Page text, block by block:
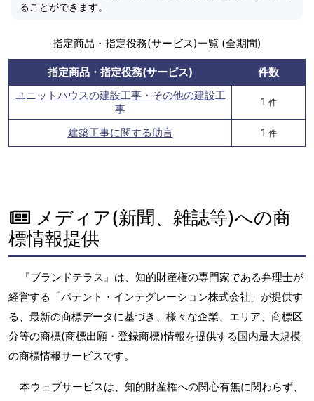
ることができます。
指定商品・指定役務(サービス)一覧 (全期間)
指定商品・指定役務(サービス)
件数
ユニットハウスの建設工事・その他の建設工
事
1 件
建築工事に関する助言 1 件
メディア(新聞、雑誌等)への商
標情報提供
『ブランドテラス』は、知的財産権の専門家である弁理士が
経営する「パテント・インテグレーション株式会社」が提供す
る、最新の商標データに基づき、様々な企業、エリア、商標区
分等の商標(商標出願・登録商標)情報を提供する国内最大規模
の商標情報サービスです。
本ウェブサービスは、知的財産権への関心有無に関わらず、